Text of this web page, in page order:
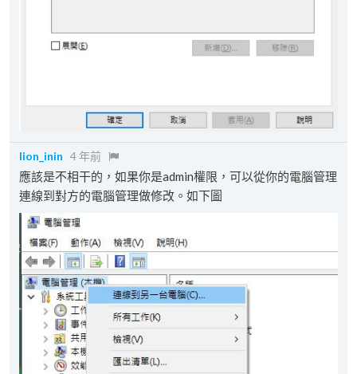
lion_inin 4 年前
應該是不相干的，如果你是admin權限，可以從你的電腦管理
連線到對方的電腦管理做修改。如下圖